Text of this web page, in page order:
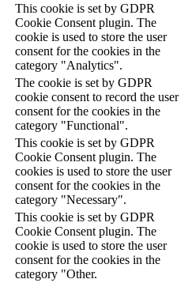
This cookie is set by GDPR
Cookie Consent plugin. The
cookie is used to store the user
consent for the cookies in the
category "Analytics".
The cookie is set by GDPR
cookie consent to record the user
consent for the cookies in the
category "Functional".
This cookie is set by GDPR
Cookie Consent plugin. The
cookies is used to store the user
consent for the cookies in the
category "Necessary".
This cookie is set by GDPR
Cookie Consent plugin. The
cookie is used to store the user
consent for the cookies in the
category "Other.